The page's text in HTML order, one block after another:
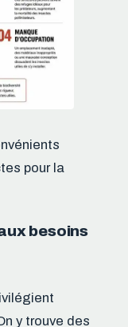
pour la
besoins
y trouve des